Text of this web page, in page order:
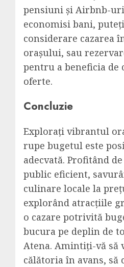
pensiuni și Airbnb-
economisi bani,
considerare cazarea
orașului, sau
pentru a beneficia de
oferte.
Concluzie
Explorați vibrantul
rupe bugetul este
adecvată. Profitând
public eficient,
culinare locale la
explorând atracțiile
o cazare potrivită
bucura pe deplin de
Atena. Amintiți-vă să
călătoria în avans, să